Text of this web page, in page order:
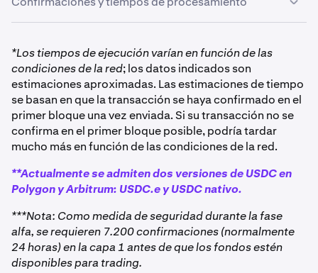
*Los tiempos de ejecución varían en función de las
condiciones de la red; los datos indicados son
estimaciones aproximadas. Las estimaciones de tiempo
se basan en que la transacción se haya confirmado en el
primer bloque una vez enviada. Si su transacción no se
confirma en el primer bloque posible, podría tardar
mucho más en función de las condiciones de la red.
**Actualmente se admiten dos versiones de USDC en
Polygon y Arbitrum: USDC.e y USDC nativo.
***Nota: Como medida de seguridad durante la fase
alfa, se requieren 7.200 confirmaciones (normalmente
24 horas) en la capa 1 antes de que los fondos estén
disponibles para trading.